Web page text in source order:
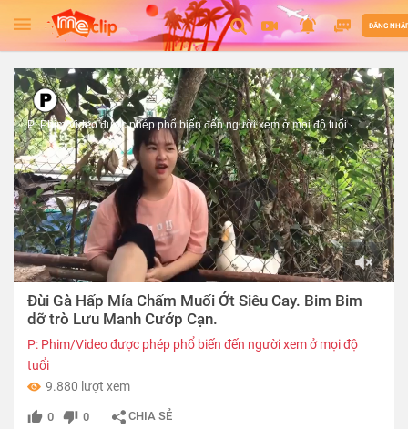
ĐĂNG
15:01
P: Phim/Video được phép phổ biến đến người xem ở mọi độ tuổi
Đùi Gà Hấp Mía Chấm Muối Ớt Siêu Cay. Bim Bim
dỡ trò Lưu Manh Cướp Cạn.
P: Phim/Video được phép phổ biến đến người xem ở mọi độ
tuổi
9.880 lượt xem
0 0 CHIA SẺ